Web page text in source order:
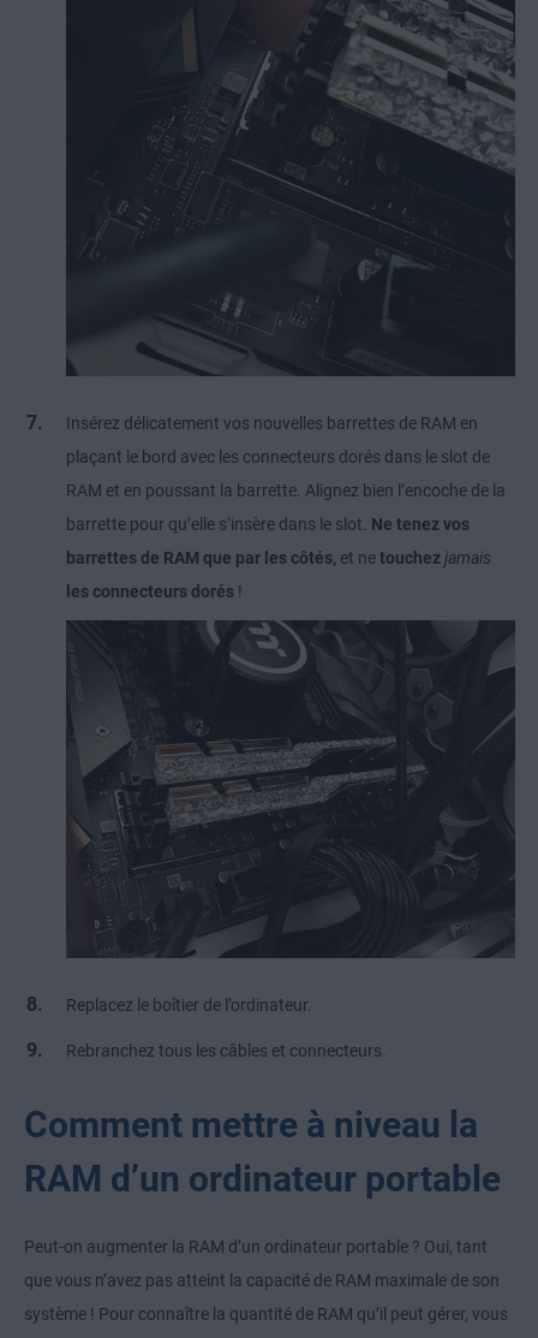
Insérez délicatement vos nouvelles barrettes de RAM en
plaçant le bord avec les connecteurs dorés dans le slot de
RAM et en poussant la barrette. Alignez bien l’encoche de la
barrette pour qu’elle s’insère dans le slot. Ne tenez vos
barrettes de RAM que par les côtés, et netouchezjamais
les connecteurs dorés !
Replacez le boîtier de l’ordinateur.
Rebranchez tous les câbles et connecteurs.
Comment mettre à niveau la
RAM d’un ordinateur portable
Peut-on augmenter la RAM d’un ordinateur portable ? Oui, tant
que vous n’avez pas atteint la capacité de RAM maximale de son
système ! Pour connaître la quantité de RAM qu’il peut gérer, vous